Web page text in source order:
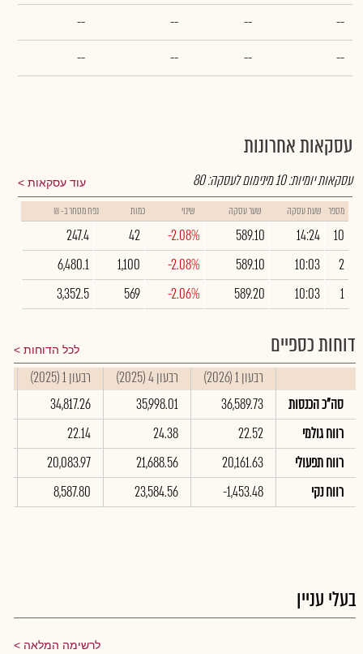
--
--
--
--
--
--
--
--
עסקאות אחרונות
עוד עסקאות עסקאות יומיות:10מינימום לעסקה:80
מספר שעת עסקה שער עסקה שינוי כמות נפח מסחר ב- ₪
10
14:24
589.10
-2.08%
42
247.4
2
10:03
589.10
-2.08%
1,100
6,480.1
1
10:03
589.20
-2.06%
569
3,352.5
דוחות כספיים לכל הדוחות
רבעון 1 (2026) רבעון 4 (2025) רבעון 1 (2025)
סה"כ הכנסות
36,589.73
35,998.01
34,817.26
רווח גולמי
22.52
24.38
22.14
רווח תפעולי
20,161.63
21,688.56
20,083.97
רווח נקי
-1,453.48
23,584.56
8,587.80
בעלי עניין
לרשימה המלאה